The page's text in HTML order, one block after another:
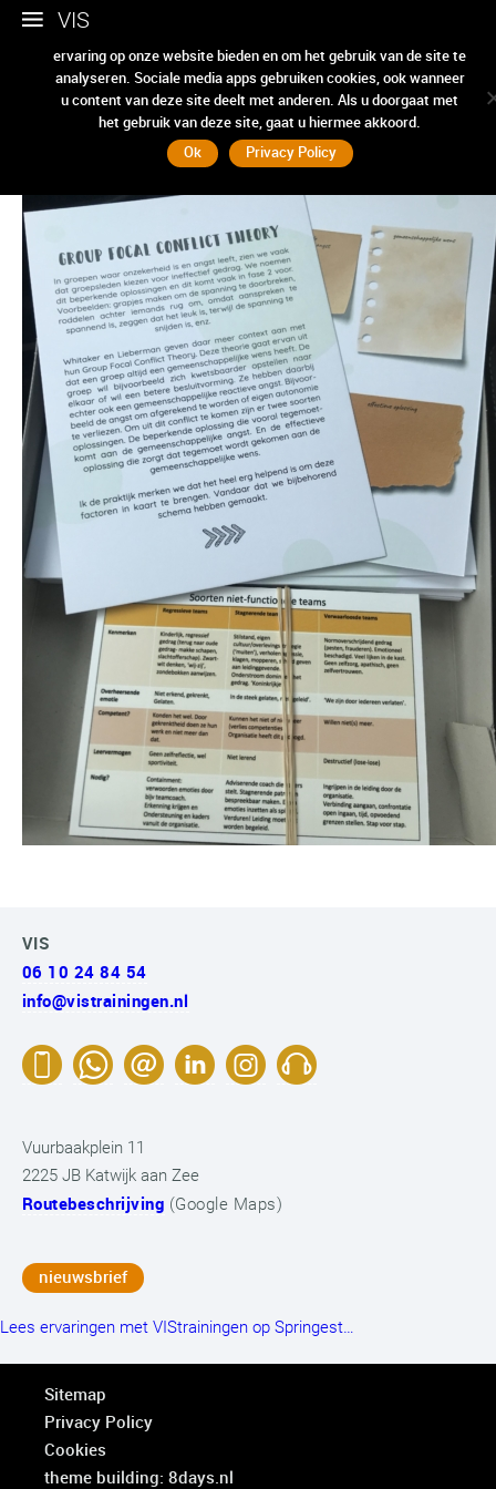
VIS
HTW handout
VIS
06 10 24 84 54
info@vistrainingen.nl
Vuurbaakplein 11
2225 JB Katwijk aan Zee
Routebeschrijving (Google Maps)
nieuwsbrief
Lees ervaringen met VIStrainingen op Springest…
Sitemap
Privacy Policy
Cookies
theme building: 8days.nl
Wij gebruiken cookies om ervoor te zorgen dat we u de beste
ervaring op onze website bieden en om het gebruik van de site te
analyseren. Sociale media apps gebruiken cookies, ook wanneer
u content van deze site deelt met anderen. Als u doorgaat met
het gebruik van deze site, gaat u hiermee akkoord.
Ok
Privacy Policy